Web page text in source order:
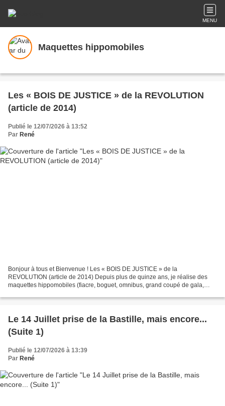
MENU
Maquettes hippomobiles
Les « BOIS DE JUSTICE » de la REVOLUTION
(article de 2014)
Publié le 12/07/2026 à 13:52
Par René
Bonjour à tous et Bienvenue ! Les « BOIS DE JUSTICE » de la
REVOLUTION (article de 2014) Depuis plus de quinze ans, je réalise des
maquettes hippomobiles (fiacre, boguet, omnibus, grand coupé de gala,
Le 14 Juillet prise de la Bastille, mais encore...
(Suite 1)
Publié le 12/07/2026 à 13:39
Par René